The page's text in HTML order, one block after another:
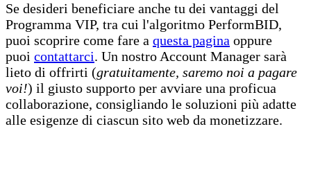
Se desideri beneficiare anche tu dei vantaggi del
Programma VIP, tra cui l'algoritmo PerformBID,
puoi scoprire come fare a questa pagina oppure
puoi contattarci. Un nostro Account Manager sarà
lieto di offrirti (gratuitamente, saremo noi a pagare
voi!) il giusto supporto per avviare una proficua
collaborazione, consigliando le soluzioni più adatte
alle esigenze di ciascun sito web da monetizzare.